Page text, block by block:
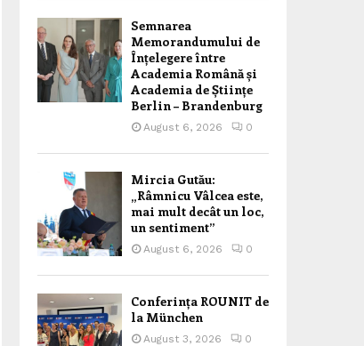
Semnarea
Memorandumului de
Înțelegere între
Academia Română și
Academia de Științe
Berlin – Brandenburg
August 6, 2026 0
Mircia Gutău:
„Râmnicu Vâlcea este,
mai mult decât un loc,
un sentiment”
August 6, 2026 0
Conferința ROUNIT de
la München
August 3, 2026 0